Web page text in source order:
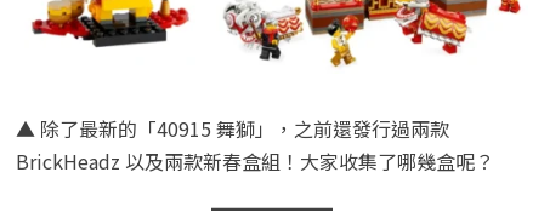
▲ 除了最新的「40915 舞獅」，之前還發行過兩款
BrickHeadz 以及兩款新春盒組！大家收集了哪幾盒呢？